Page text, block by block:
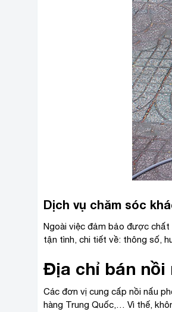
Dịch vụ chăm sóc
Ngoài việc đảm bảo được chất
tận tình, chi tiết về: thông số,
Địa chỉ bán nồi
Các đơn vị cung cấp nồi nấu
hàng Trung Quốc,… Vì thế,